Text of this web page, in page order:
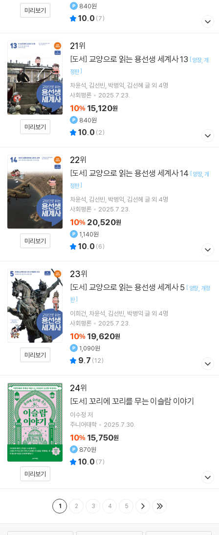
미리보기
840원
10.0 (7)
21
미리보기
[도서] 교양으로 읽는 용선생 세계사 13 [양장 개
정판]
차윤석 김선빈 박병익 김선혜 글 외 4명
사회평론
2025.7.23.
10% 15,120원
840원
10.0 (2)
22
미리보기
[도서] 교양으로 읽는 용선생 세계사 14 [양장 개
정판]
차윤석 김선빈 박병익 김선혜 글 외 4명
사회평론
2025.7.23.
10% 20,520원
1,140원
10.0 (6)
23
미리보기
[도서] 교양으로 읽는 용선생 세계사 5 [ 양장 개정
판]
이희건 차윤석 김선빈 박병익 글 외 4명
사회평론
2025.7.23.
10% 19,620원
1,090원
9.7 (12)
24
미리보기
[도서] 꼬리에 꼬리를 무는 이슬람 이야기
이수정 저
주니어태학
2025.7.30.
10% 15,750원
870원
10.0 (7)
1 2 3 4 5